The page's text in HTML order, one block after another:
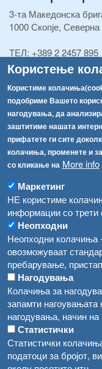
Користење
Користиме
подобриме Вашето
нагодувања, да
заштитиме нашата
прифатете ги сите
колачиња, променете и
со кликање на More info
Маркетинг
НЕ користиме
информации со трети
Неопходни
Неопходни колачиња
овозможуваат
пребарување,
Нагодувања
Колачиња за
запамти нагоувањата
нагодувања, начин на
Статистички
Статистички
податоци за бројот,
3-та Македонска
1000 Скопје,
ТЕЛ: +389 2 2457 895
ТЕЛ:+389 2 2457 873
Факс:
Факс:+389 2 2457 871
info@fva.gov.mk
[АХВ-претходна
Соопштенија
Република Бугарија ги засили официјалните контроли при увоз на свежо овошје и зеленчук
Високите температури ризик од труење со храна, опасни се и за животните
Водата во Гостивар може да се користи како техничка, продолжува испораката на флаширана вода
Во Гостивар спроведени 70 вонредни контроли
Забраната за водата во Гостивар останува на сила, операторите да користат само технички безбедна вода
Архива
Огласи